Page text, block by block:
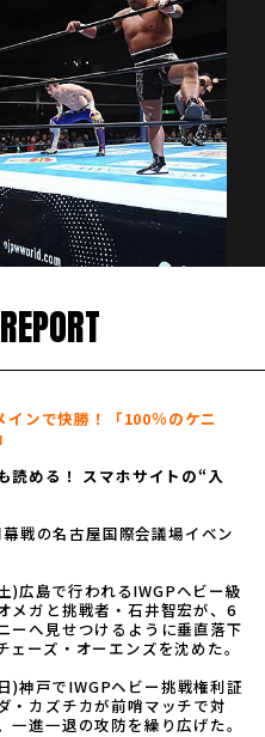
ンで快勝！「100％のケニ
読める！ スマホサイトの“入
戦の名古屋国際会議場イベン
広島で行われるIWGPヘビー級
メガと挑戦者・石井智宏が、6
ーへ見せつけるように垂直落下
ーズ・オーエンズを沈めた。
神戸でIWGPヘビー挑戦権利証
・カズチカが前哨マッチで対
進一退の攻防を繰り広げた。